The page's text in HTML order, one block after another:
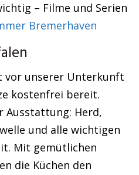
– Filme und Serien
Bremerhaven
vor unserer Unterkunft
kostenfrei bereit.
Ausstattung: Herd,
und alle wichtigen
Mit gemütlichen
die Küchen den